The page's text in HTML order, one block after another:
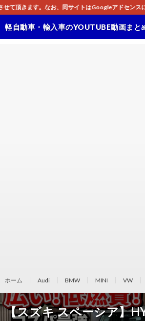
サイトはGoogleアドセンスによる広告を掲載して
軽自動車・輸入車のYOUTUBE動画まと
ホーム Audi BMW MINI VW
【スズキ スペーシア】